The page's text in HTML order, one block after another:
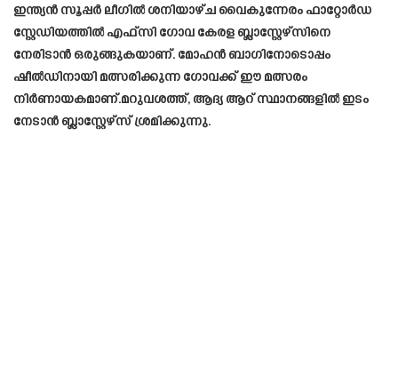
ഇന്ത്യൻ സൂപ്പർ ലീഗിൽ ശനിയാഴ്ച വൈകുന്നേരം ഫാറ്റോർഡ
സ്റ്റേഡിയത്തിൽ എഫ്‌സി ഗോവ കേരള ബ്ലാസ്റ്റേഴ്‌സിനെ
നേരിടാൻ ഒരുങ്ങുകയാണ്. മോഹൻ ബാഗിനോടൊപ്പം
ഷീൽഡിനായി മത്സരിക്കുന്ന ഗോവക്ക് ഈ മത്സരം
നിർണായകമാണ്.മറുവശത്ത്, ആദ്യ ആറ് സ്ഥാനങ്ങളിൽ ഇടം
നേടാൻ ബ്ലാസ്റ്റേഴ്‌സ് ശ്രമിക്കുന്നു.